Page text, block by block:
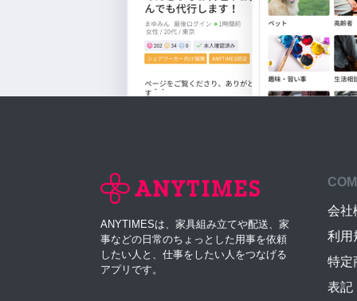
ANYTIMESは、家具組み立てや配送、家
事などの日常のちょっとした用事を依頼
したい人と、仕事をしたい人をつなげる
アプリです。
会社
利用
特定
表記